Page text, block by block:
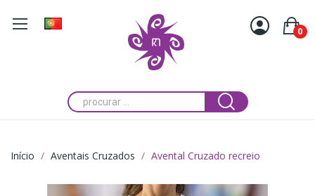
0
Início Aventais Cruzados Avental Cruzado recreio